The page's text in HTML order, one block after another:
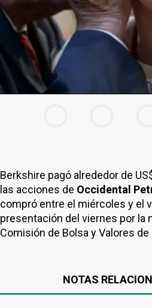
Berkshire pagó alrededor de
las acciones de Occidental
compró entre el miércoles y el
presentación del viernes por la
Comisión de Bolsa y Valores de
NOTAS